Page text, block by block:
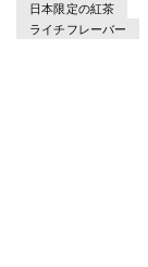
日本限定の紅茶
ライチフレーバー